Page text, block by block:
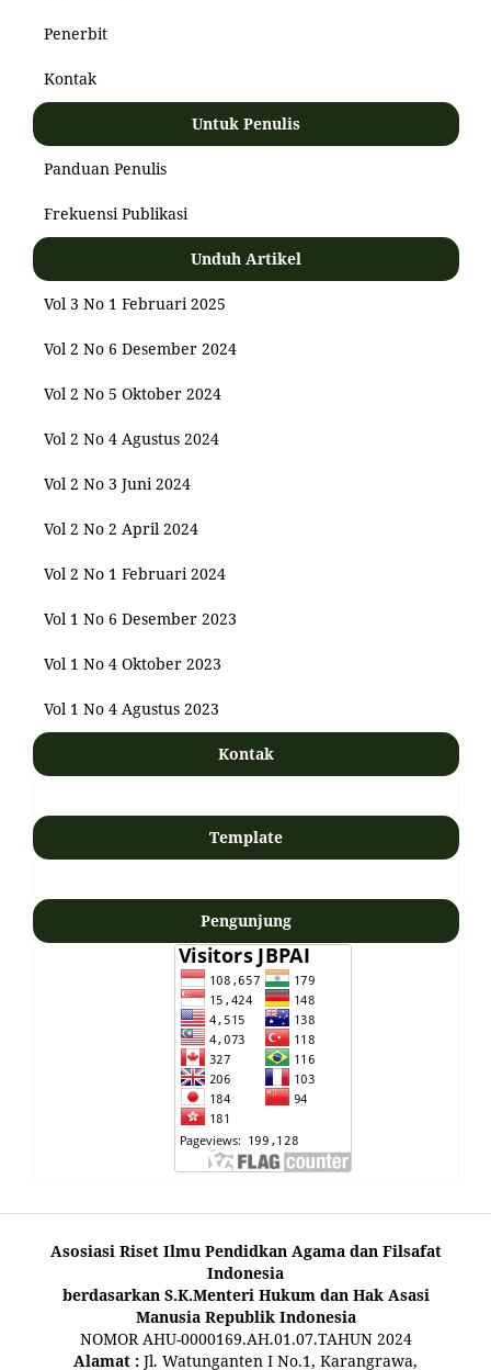
Penerbit
Kontak
Untuk Penulis
Panduan Penulis
Frekuensi Publikasi
Unduh Artikel
Vol 3 No 1 Februari 2025
Vol 2 No 6 Desember 2024
Vol 2 No 5 Oktober 2024
Vol 2 No 4 Agustus 2024
Vol 2 No 3 Juni 2024
Vol 2 No 2 April 2024
Vol 2 No 1 Februari 2024
Vol 1 No 6 Desember 2023
Vol 1 No 4 Oktober 2023
Vol 1 No 4 Agustus 2023
Kontak
Template
Pengunjung
Asosiasi Riset Ilmu Pendidkan Agama dan Filsafat
Indonesia
berdasarkan S.K.Menteri Hukum dan Hak Asasi
Manusia Republik Indonesia
NOMOR AHU-0000169.AH.01.07.TAHUN 2024
Alamat : Jl. Watunganten I No.1, Karangrawa,